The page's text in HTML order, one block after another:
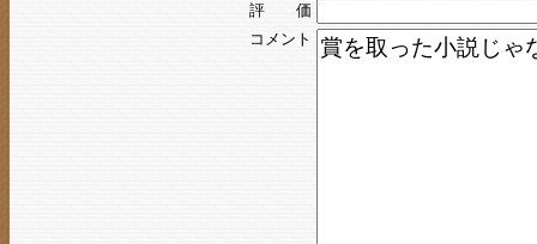
評 価
コメント